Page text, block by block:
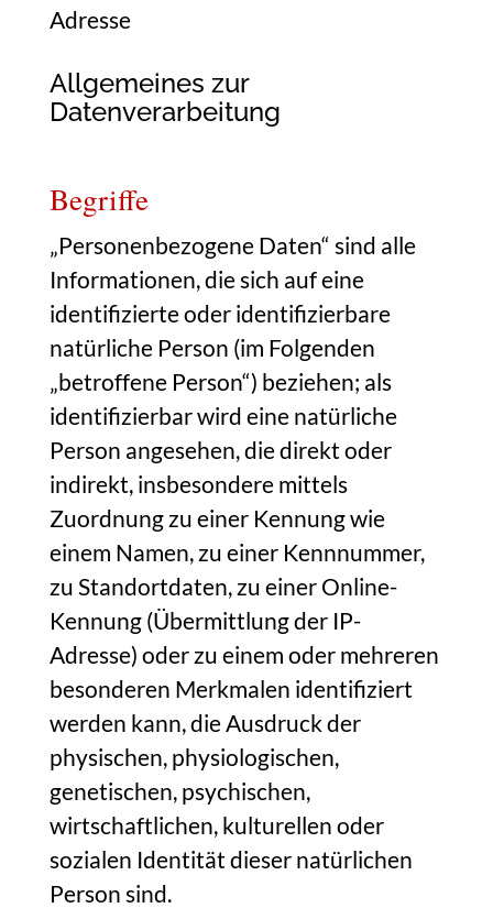
Adresse
Allgemeines zur
Datenverarbeitung
Begriffe
„Personenbezogene Daten“ sind alle
Informationen, die sich auf eine
identifizierte oder identifizierbare
natürliche Person (im Folgenden
„betroffene Person“) beziehen; als
identifizierbar wird eine natürliche
Person angesehen, die direkt oder
indirekt, insbesondere mittels
Zuordnung zu einer Kennung wie
einem Namen, zu einer Kennnummer,
zu Standortdaten, zu einer Online-
Kennung (Übermittlung der IP-
Adresse) oder zu einem oder mehreren
besonderen Merkmalen identifiziert
werden kann, die Ausdruck der
physischen, physiologischen,
genetischen, psychischen,
wirtschaftlichen, kulturellen oder
sozialen Identität dieser natürlichen
Person sind.